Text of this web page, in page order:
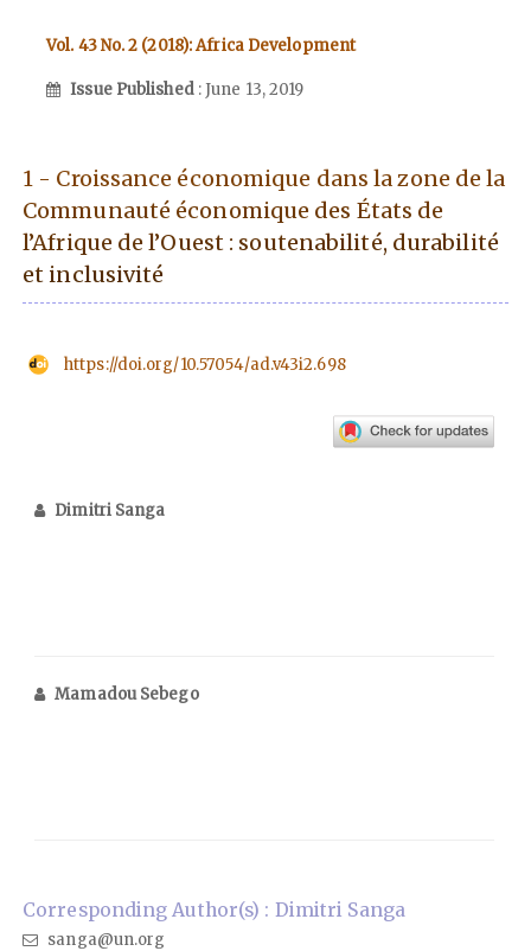
Vol. 43 No. 2 (2018): Africa Development
Issue Published : June 13, 2019
1 - Croissance économique dans la zone de la
Communauté économique des États de
l’Afrique de l’Ouest : soutenabilité, durabilité
et inclusivité
https://doi.org/10.57054/ad.v43i2.698
Dimitri Sanga
Mamadou Sebego
Corresponding Author(s) : Dimitri Sanga
sanga@un.org